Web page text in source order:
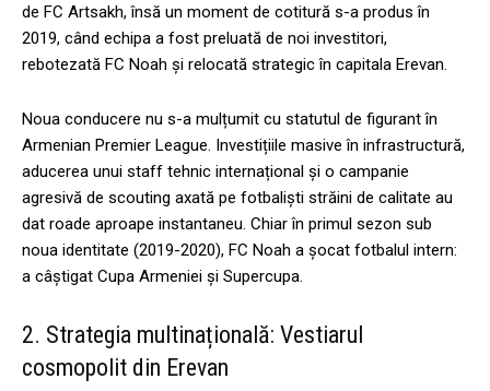
de FC Artsakh, însă un moment de cotitură s-a produs în
2019, când echipa a fost preluată de noi investitori,
rebotezată FC Noah și relocată strategic în capitala Erevan.
Noua conducere nu s-a mulțumit cu statutul de figurant în
Armenian Premier League. Investițiile masive în infrastructură,
aducerea unui staff tehnic internațional și o campanie
agresivă de scouting axată pe fotbaliști străini de calitate au
dat roade aproape instantaneu. Chiar în primul sezon sub
noua identitate (2019-2020), FC Noah a șocat fotbalul intern:
a câștigat Cupa Armeniei și Supercupa.
2. Strategia multinațională: Vestiarul
cosmopolit din Erevan